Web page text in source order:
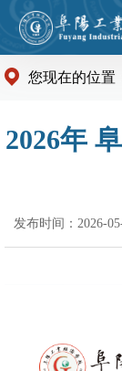
您现在的位置
2026年
发布时间：2026-